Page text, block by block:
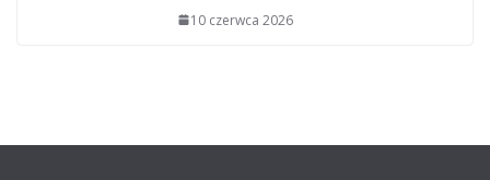
10 czerwca 2026